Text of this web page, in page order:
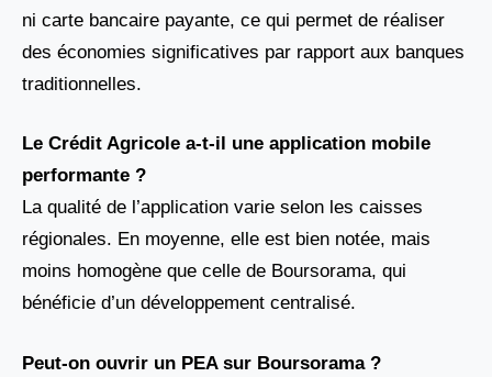
ni carte bancaire payante, ce qui permet de réaliser
des économies significatives par rapport aux banques
traditionnelles.
Le Crédit Agricole a-t-il une application mobile
performante ?
La qualité de l’application varie selon les caisses
régionales. En moyenne, elle est bien notée, mais
moins homogène que celle de Boursorama, qui
bénéficie d’un développement centralisé.
Peut-on ouvrir un PEA sur Boursorama ?